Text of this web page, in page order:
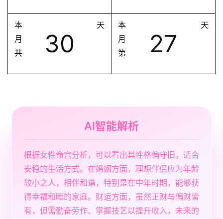
本
月
共
30
天
本
月
第
27
天
AI智能解析
根据女性命宫分析，可以看出其性格偏守旧，适合
安稳的生活方式。在婚姻方面，理想伴侣应为年龄
较小之人，相伴和谐，特别是在中年时期，能够获
得幸福和睦的家庭。财运方面，虽然正财与偏财皆
有，但需勤奋劳作、掌握技艺以提升收入，未来的